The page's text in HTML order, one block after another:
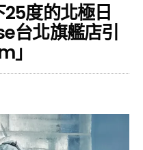
度的北極日
北旗艦店引
」